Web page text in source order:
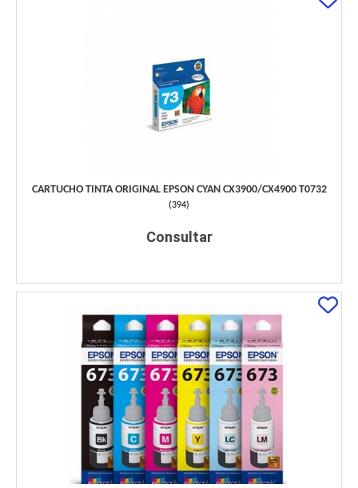
CARTUCHO TINTA ORIGINAL EPSON CYAN CX3900/CX4900 T0732
(394)
Consultar